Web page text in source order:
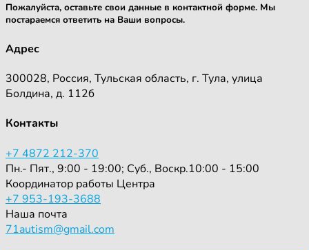
Пожалуйста, оставьте свои данные в контактной форме. Мы
постараемся ответить на Ваши вопросы.
Адрес
300028, Россия, Тульская область, г. Тула, улица
Болдина, д. 112б
Контакты
+7 4872 212-370
Пн.- Пят., 9:00 - 19:00; Суб., Воскр.10:00 - 15:00
Координатор работы Центра
+7 953-193-3688
Наша почта
71autism@gmail.com